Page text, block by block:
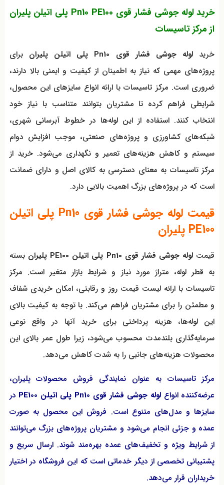
خرید لوله جوشی فشار قوی Pn10 PE100 پلی اتیلن پلیران
از مرکز تاسیسات
خرید لوله جوشی فشار قوی Pn10 پلی اتیلن پلیران
برای
پروژه‌های مهمی که نیاز به اطمینان از کیفیت و ایمنی بالا دارند،
ضروری است. مرکز تاسیسات با ارائه انواع سایزهای این محصول،
شرایطی فراهم کرده تا مشتریان بتوانند متناسب با نیاز خود
انتخاب کنند. استفاده از این لوله‌ها در خطوط آبرسانی شهری،
شبکه‌های کشاورزی و پروژه‌های صنعتی، موجب افزایش دوام
سیستم و کاهش هزینه‌های تعمیر و نگهداری می‌شود. خرید از
مرکز تاسیسات به معنای دسترسی به کالای اصل و دارای ضمانت
است که در پروژه‌های بزرگ اهمیت بالایی دارد.
قیمت لوله جوشی فشار قوی Pn10 پلی اتیلن
PE100 پلیران
قیمت لوله جوشی فشار قوی Pn10 پلی اتیلن PE100 پلیران
بسته
به قطر لوله، متراژ مورد نیاز و شرایط بازار متغیر است. مرکز
تاسیسات با ارائه لیست قیمت روز و رقابتی، امکان خریدی شفاف
و مطمئن را برای مشتریان فراهم می‌کند. با توجه به کیفیت بالای
این لوله‌ها، هزینه پرداختی برای خرید آنها در واقع نوعی
سرمایه‌گذاری بلندمدت محسوب می‌شود، زیرا طول عمر بالای این
محصولات هزینه‌های جانبی را به شدت کاهش می‌دهد.
مرکز تاسیسات به عنوان نمایندگی فروش محصولات پلیران،
عرضه‌کننده انواعلوله جوشی فشار قوی Pn10 پلی اتیلن PE100
در
سایزها و مدل‌های متنوع است. فروش این محصول به صورت
عمده و جزئی انجام می‌شود و مشتریان پروژه‌های بزرگ می‌توانند
از شرایط ویژه و تخفیف‌های عمده بهره‌مند شوند. ارسال سریع و
پشتیبانی تخصصی از دیگر خدماتی است که این فروشگاه در اختیار
خریداران قرار می‌دهد.